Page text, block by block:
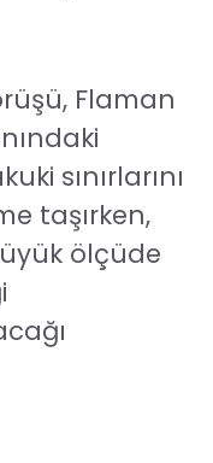
Flaman
sınırlarını
taşırken,
ölçüde